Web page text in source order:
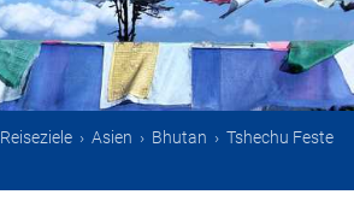
Reiseziele › Asien › Bhutan › Tshechu Feste